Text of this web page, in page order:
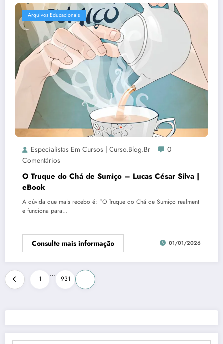
Arquivos Educacionais
Especialistas Em Cursos | Curso.blog.br
0
Comentários
O Truque do Chá de Sumiço – Lucas César Silva |
eBook
A dúvida que mais recebo é: "O Truque do Chá de Sumiço realment
e funciona para…
Consulte mais informação 01/01/2026
Paginação
de
posts
1
…
931